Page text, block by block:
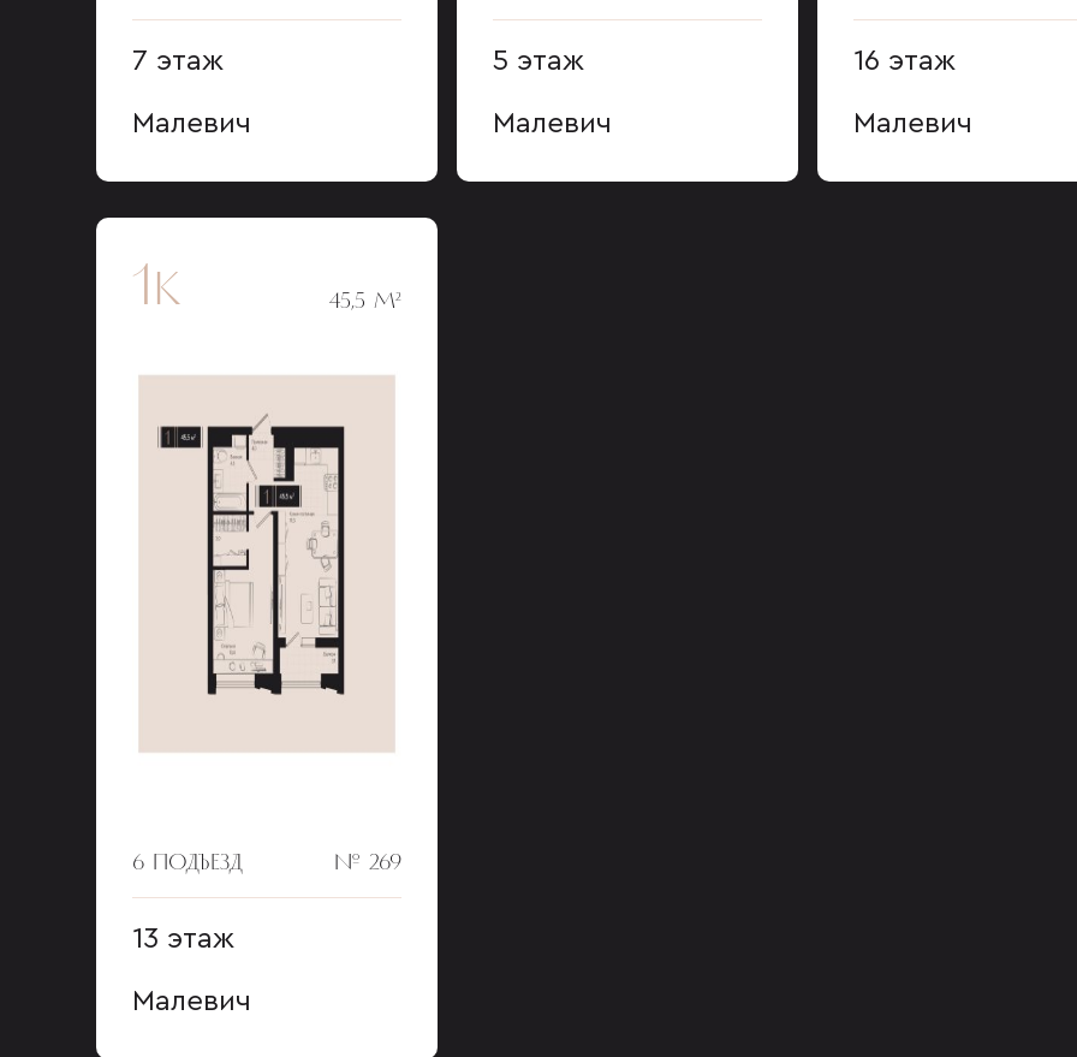
7 этаж
Малевич
5 этаж
Малевич
16 этаж
Малевич
1к 45,5 М²
6 ПОДЪЕЗД № 269
13 этаж
Малевич